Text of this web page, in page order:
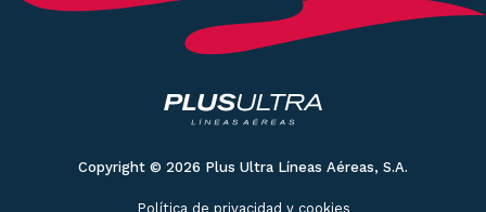
Copyright © 2026 Plus Ultra Líneas Aéreas, S.A.
Política de privacidad y cookies